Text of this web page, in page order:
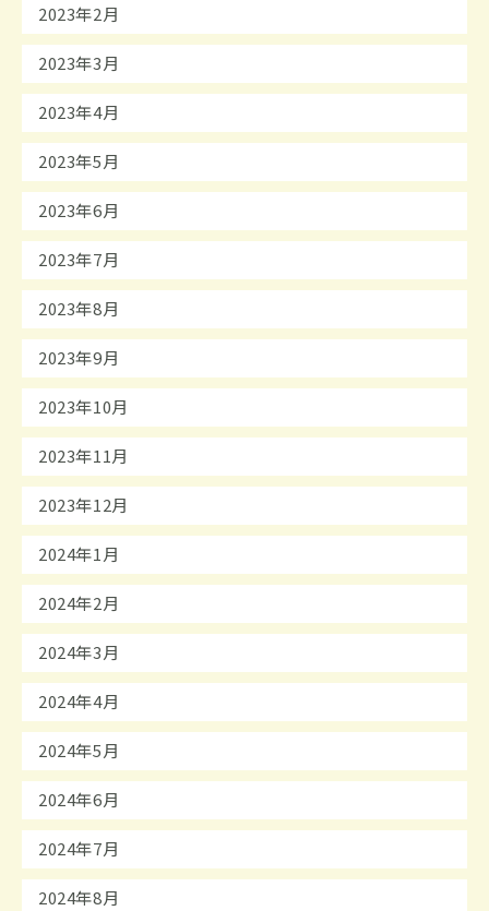
2023年2月
2023年3月
2023年4月
2023年5月
2023年6月
2023年7月
2023年8月
2023年9月
2023年10月
2023年11月
2023年12月
2024年1月
2024年2月
2024年3月
2024年4月
2024年5月
2024年6月
2024年7月
2024年8月